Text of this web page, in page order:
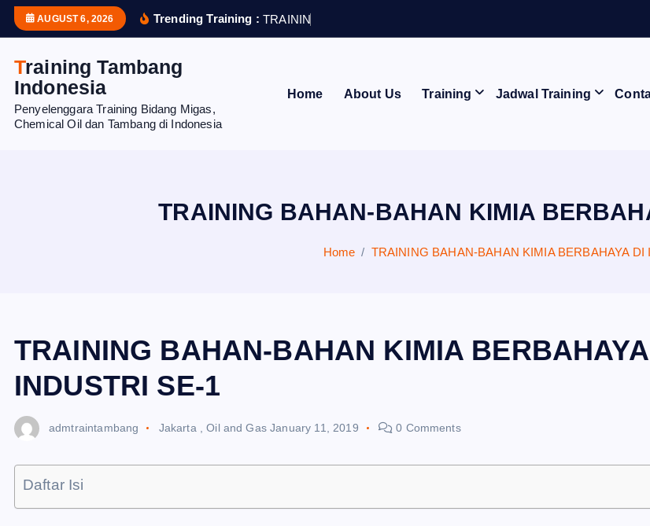
AUGUST 6, 2026 Trending Training : TRAININ
Training Tambang
Indonesia
Penyelenggara Training Bidang Migas,
Chemical Oil dan Tambang di Indonesia
Home About Us Training Jadwal Training
TRAINING BAHAN-BAHAN KIMIA
Home TRAINING BAHAN-BAHAN KIMIA BERBAHAYA DI
TRAINING BAHAN-BAHAN KIMIA
INDUSTRI SE-1
admtraintambang Jakarta ,Oil and Gas January 11, 2019 0 Comments
Daftar Isi